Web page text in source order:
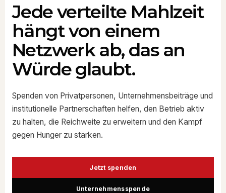
Jede verteilte Mahlzeit
hängt von einem
Netzwerk ab, das an
Würde glaubt.
Spenden von Privatpersonen, Unternehmensbeiträge und
institutionelle Partnerschaften helfen, den Betrieb aktiv
zu halten, die Reichweite zu erweitern und den Kampf
gegen Hunger zu stärken.
Jetzt spenden
Unternehmensspende